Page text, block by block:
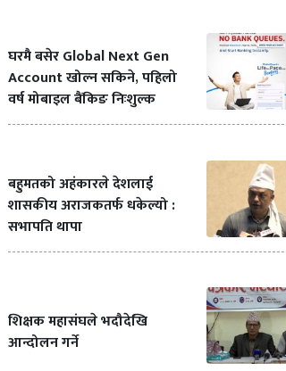
घरमै बसेर Global Next Gen
Account खोल्न सकिने, पहिलो
वर्ष मोबाइल बैंकिङ निःशुल्क
बहुमतको अहंकारले देशलाई
शासकीय अराजकतर्फ धकेल्यो :
सभापति थापा
शिक्षक महासंघले भदौदेखि
आन्दोलन गर्ने